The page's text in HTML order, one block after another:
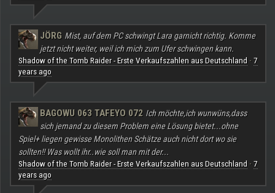
JÖRG Mist, auf dem PC schwingt Lara garnicht richtig. Komme
jetzt nicht weiter, weil ich mich zum Ufer schwingen kann.
Shadow of the Tomb Raider - Erste Verkaufszahlen aus Deutschland · 7
years ago
BAGOWU 063 TAFEYO 072 Ich möchte,ich wunwüns,dass
sich jemand zu diesem Problem eine Lösung bietet...ohne
Spiel+ liegen gewisse Monolithen Schätze auch nicht dort wo sie
sollten!! Was wollt ihr..wie soll man mit der...
Shadow of the Tomb Raider - Erste Verkaufszahlen aus Deutschland · 7
years ago